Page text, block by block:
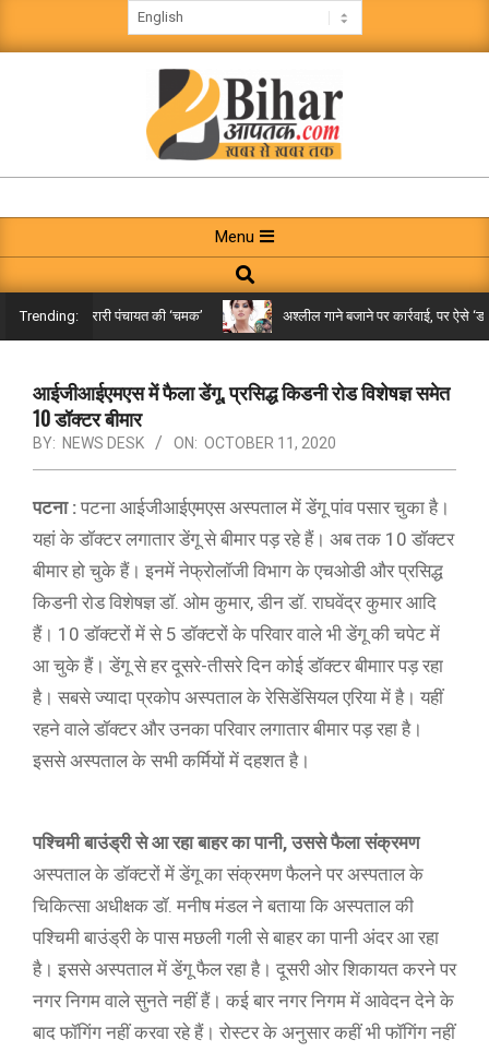
to
BIHAR
AAPTAK
Navigation
Menu
Menu
Search
Trending:
तक पहुंची गरारी पंचायत की ‘चमक’ अश्लील गाने बजाने पर कार्रवाई, पर ऐसे ‘डबल
आईजीआईएमएस में फैला डेंगू, प्रसिद्ध किडनी रोड विशेषज्ञ समेत
10 डॉक्टर बीमार
BY: NEWS DESK ON: OCTOBER 11, 2020
पटना : पटना आईजीआईएमएस अस्पताल में डेंगू पांव पसार चुका है।
यहां के डॉक्टर लगातार डेंगू से बीमार पड़ रहे हैं। अब तक 10 डॉक्टर
बीमार हो चुके हैं। इनमें नेफ्रोलॉजी विभाग के एचओडी और प्रसिद्ध
किडनी रोड विशेषज्ञ डॉ. ओम कुमार, डीन डॉ. राघवेंद्र कुमार आदि
हैं। 10 डॉक्टरों में से 5 डॉक्टरों के परिवार वाले भी डेंगू की चपेट में
आ चुके हैं। डेंगू से हर दूसरे-तीसरे दिन कोई डॉक्टर बीमाार पड़ रहा
है। सबसे ज्यादा प्रकोप अस्पताल के रेसिडेंसियल एरिया में है। यहीं
रहने वाले डॉक्टर और उनका परिवार लगातार बीमार पड़ रहा है।
इससे अस्पताल के सभी कर्मियों में दहशत है।
पश्चिमी बाउंड्री से आ रहा बाहर का पानी, उससे फैला संक्रमण
अस्पताल के डॉक्टरों में डेंगू का संक्रमण फैलने पर अस्पताल के
चिकित्सा अधीक्षक डॉ. मनीष मंडल ने बताया कि अस्पताल की
पश्चिमी बाउंड्री के पास मछली गली से बाहर का पानी अंदर आ रहा
है। इससे अस्पताल में डेंगू फैल रहा है। दूसरी ओर शिकायत करने पर
नगर निगम वाले सुनते नहीं हैं। कई बार नगर निगम में आवेदन देने के
बाद फॉगिंग नहीं करवा रहे हैं। रोस्टर के अनुसार कहीं भी फॉगिंग नहीं